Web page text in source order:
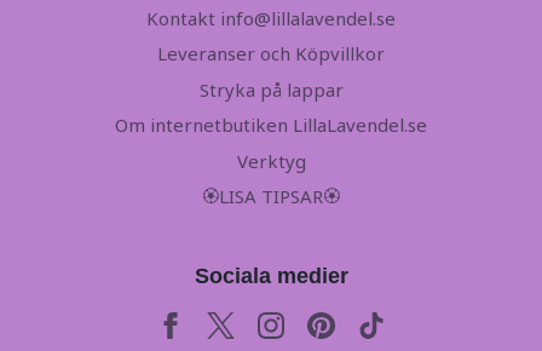
Kontakt info@lillalavendel.se
Leveranser och Köpvillkor
Stryka på lappar
Om internetbutiken LillaLavendel.se
Verktyg
🏵LISA TIPSAR🏵
Sociala medier